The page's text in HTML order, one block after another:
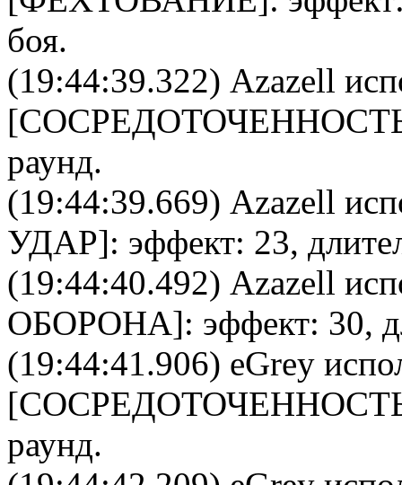
боя.
(19:44:39.322) Azazell
[
раунд.
(19:44:39.669) Azazell
УДАР]: эффект: 23,
(19:44:40.492) Azazell
ОБОРОНА]: эффект: 30,
(19:44:41.906) eGrey
[
раунд.